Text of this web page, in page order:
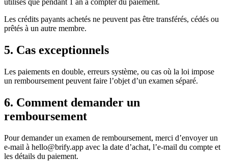
utilisés que pendant 1 an à compter du paiement.
Les crédits payants achetés ne peuvent pas être transférés, cédés ou
prêtés à un autre membre.
5. Cas exceptionnels
Les paiements en double, erreurs système, ou cas où la loi impose
un remboursement peuvent faire l’objet d’un examen séparé.
6. Comment demander un
remboursement
Pour demander un examen de remboursement, merci d’envoyer un
e-mail à hello@brify.app avec la date d’achat, l’e-mail du compte et
les détails du paiement.